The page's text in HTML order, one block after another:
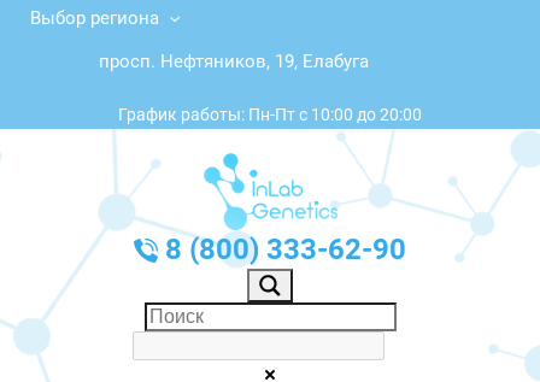
Выбор региона
просп. Нефтяников, 19, Елабуга
График работы: Пн-Пт с 10:00 до 20:00
8 (800) 333-62-90